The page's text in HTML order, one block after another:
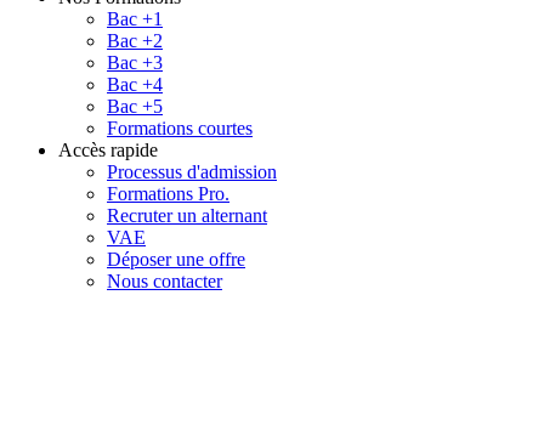
Bac +1
Bac +2
Bac +3
Bac +4
Bac +5
Formations courtes
Accès rapide
Processus d'admission
Formations Pro.
Recruter un alternant
VAE
Déposer une offre
Nous contacter